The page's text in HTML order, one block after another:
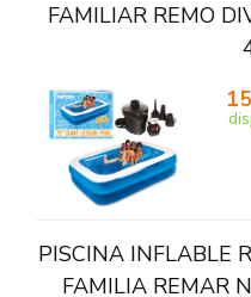
FAMILIAR REMO
PISCINA INFLABLE
FAMILIA REMAR